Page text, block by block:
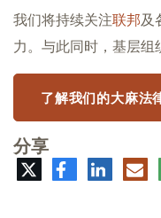
我们将持续关注联邦及
力。与此同时，基层组
了解我们的大麻法
分享
特
脸
书
领
英
电
子